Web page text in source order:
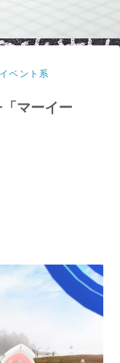
イベント系
「マーイー